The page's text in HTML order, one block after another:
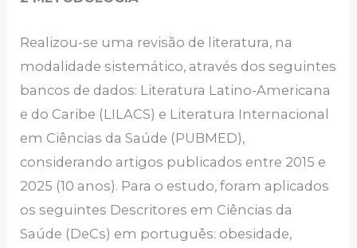
Realizou-se uma revisão de literatura, na
modalidade sistemático, através dos seguintes
bancos de dados: Literatura Latino-Americana
e do Caribe (LILACS) e Literatura Internacional
em Ciências da Saúde (PUBMED),
considerando artigos publicados entre 2015 e
2025 (10 anos). Para o estudo, foram aplicados
os seguintes Descritores em Ciências da
Saúde (DeCs) em português: obesidade,